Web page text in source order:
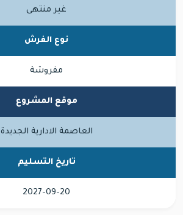
غير منتهى
نوع الفرش
مفروشة
موقع المشروع
العاصمة الادارية الجديدة
تاريخ التسليم
2027-09-20